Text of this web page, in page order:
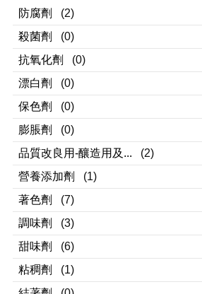
防腐劑
(2)
殺菌劑
(0)
抗氧化劑
(0)
漂白劑
(0)
保色劑
(0)
膨脹劑
(0)
品質改良用-釀造用及...
(2)
營養添加劑
(1)
著色劑
(7)
調味劑
(3)
甜味劑
(6)
粘稠劑
(1)